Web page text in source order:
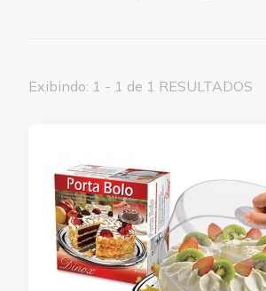
Exibindo: 1 - 1 de 1 RESULTADOS